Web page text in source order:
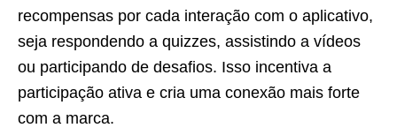
recompensas por cada interação com o aplicativo,
seja respondendo a quizzes, assistindo a vídeos
ou participando de desafios. Isso incentiva a
participação ativa e cria uma conexão mais forte
com a marca.